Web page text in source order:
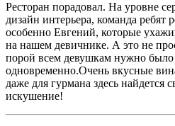
Ресторан порадовал. На уровне
дизайн интерьера, команда ребят
особенно Евгений, которые
на нашем девичнике. А это не
порой всем девушкам нужно было
одновременно.Очень вкусные
даже для гурмана здесь найдется
искушение!